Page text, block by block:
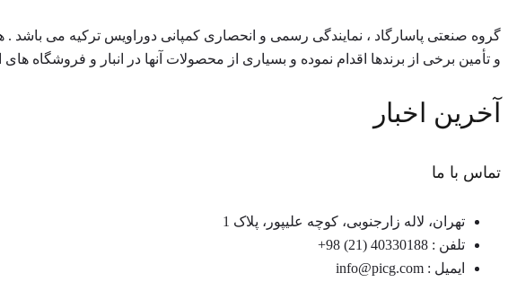
گروه صنعتی پاسارگاد ، نمایندگی رسمی و انحصاری کمپانی دوراویس ترکیه می باشد .
و تأمین برخی از برندها اقدام نموده و بسیاری از محصولات آنها در انبار و فروشگاه
آخرین اخبار
تماس با ما
تهران، لاله زارجنوبی، کوچه علیپور، پلاک 1
تلفن : 40330188 (21) 98+
ایمیل : info@picg.com